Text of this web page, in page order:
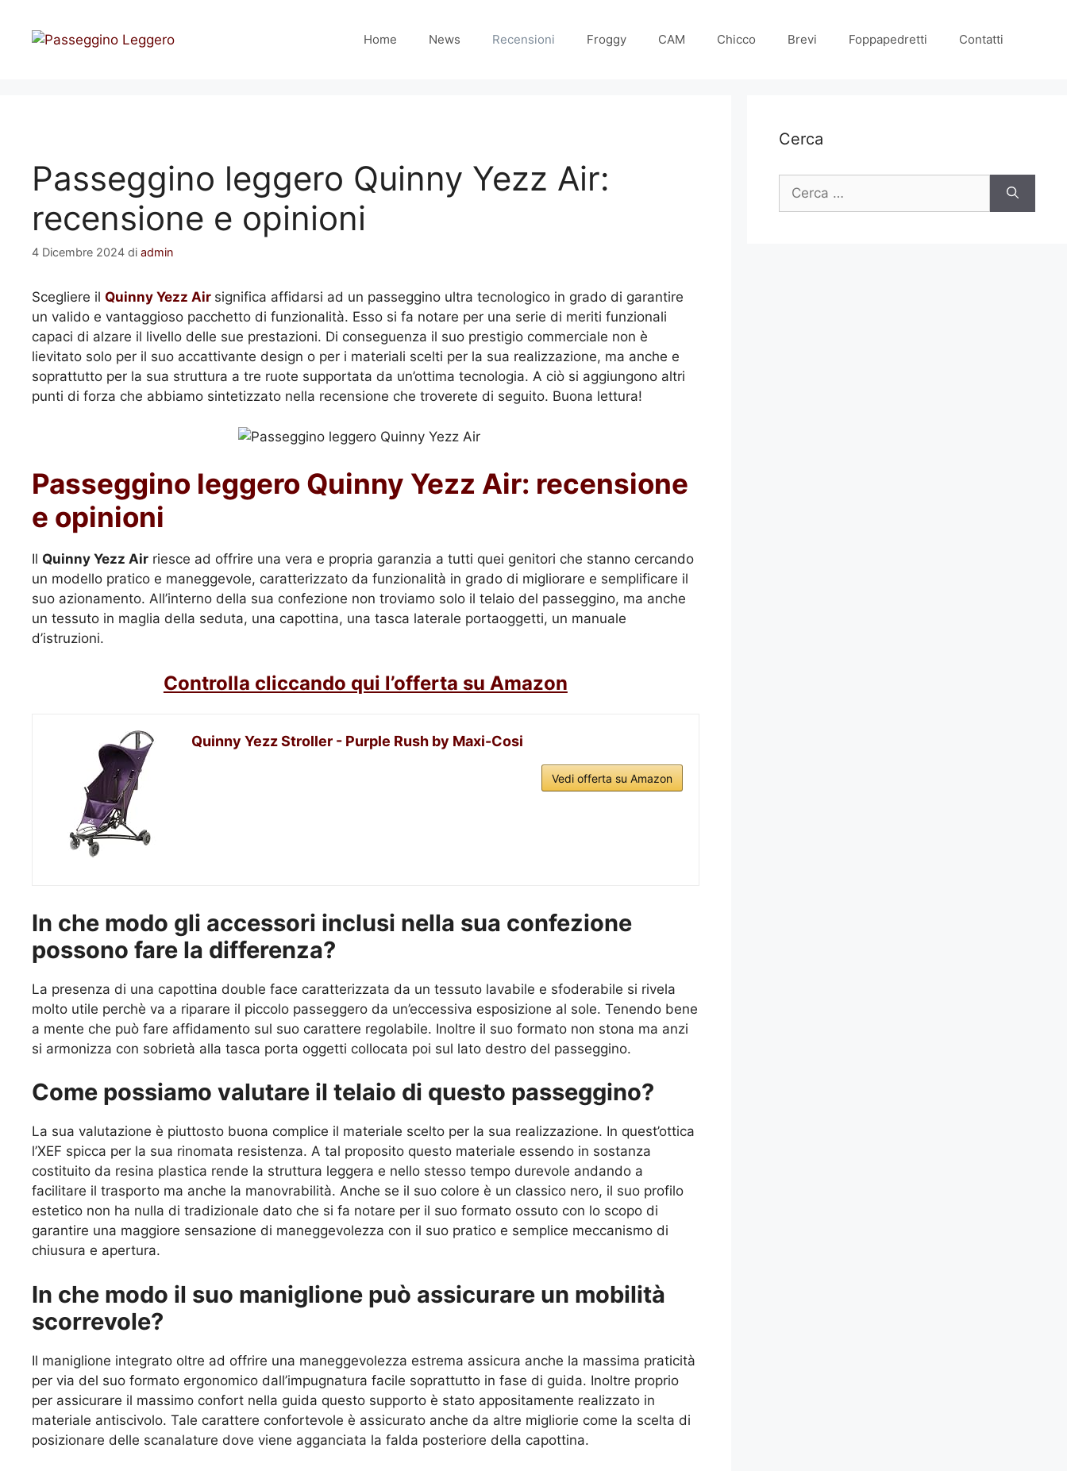
contenuto
Home News Recensioni Froggy CAM Chicco Brevi Foppapedretti Contatti
Passeggino leggero Quinny Yezz Air:
recensione e opinioni
4 Dicembre 2024 di admin
Scegliere il Quinny Yezz Air significa affidarsi ad un passeggino ultra tecnologico in grado di garantire
un valido e vantaggioso pacchetto di funzionalità. Esso si fa notare per una serie di meriti funzionali
capaci di alzare il livello delle sue prestazioni. Di conseguenza il suo prestigio commerciale non è
lievitato solo per il suo accattivante design o per i materiali scelti per la sua realizzazione, ma anche e
soprattutto per la sua struttura a tre ruote supportata da un’ottima tecnologia. A ciò si aggiungono altri
punti di forza che abbiamo sintetizzato nella recensione che troverete di seguito. Buona lettura!
Passeggino leggero Quinny Yezz Air: recensione
e opinioni
Il Quinny Yezz Air riesce ad offrire una vera e propria garanzia a tutti quei genitori che stanno cercando
un modello pratico e maneggevole, caratterizzato da funzionalità in grado di migliorare e semplificare il
suo azionamento. All’interno della sua confezione non troviamo solo il telaio del passeggino, ma anche
un tessuto in maglia della seduta, una capottina, una tasca laterale portaoggetti, un manuale
d’istruzioni.
Controlla cliccando qui l’offerta su Amazon
Quinny Yezz Stroller - Purple Rush by Maxi-Cosi
Vedi offerta su Amazon
In che modo gli accessori inclusi nella sua confezione
possono fare la differenza?
La presenza di una capottina double face caratterizzata da un tessuto lavabile e sfoderabile si rivela
molto utile perchè va a riparare il piccolo passeggero da un’eccessiva esposizione al sole. Tenendo bene
a mente che può fare affidamento sul suo carattere regolabile. Inoltre il suo formato non stona ma anzi
si armonizza con sobrietà alla tasca porta oggetti collocata poi sul lato destro del passeggino.
Come possiamo valutare il telaio di questo passeggino?
La sua valutazione è piuttosto buona complice il materiale scelto per la sua realizzazione. In quest’ottica
l’XEF spicca per la sua rinomata resistenza. A tal proposito questo materiale essendo in sostanza
costituito da resina plastica rende la struttura leggera e nello stesso tempo durevole andando a
facilitare il trasporto ma anche la manovrabilità. Anche se il suo colore è un classico nero, il suo profilo
estetico non ha nulla di tradizionale dato che si fa notare per il suo formato ossuto con lo scopo di
garantire una maggiore sensazione di maneggevolezza con il suo pratico e semplice meccanismo di
chiusura e apertura.
In che modo il suo maniglione può assicurare un mobilità
scorrevole?
Il maniglione integrato oltre ad offrire una maneggevolezza estrema assicura anche la massima praticità
per via del suo formato ergonomico dall’impugnatura facile soprattutto in fase di guida. Inoltre proprio
per assicurare il massimo confort nella guida questo supporto è stato appositamente realizzato in
materiale antiscivolo. Tale carattere confortevole è assicurato anche da altre migliorie come la scelta di
posizionare delle scanalature dove viene agganciata la falda posteriore della capottina.
Cerca
Ricerca